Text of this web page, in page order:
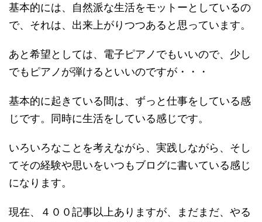
基本的には、自然派な生活をモットーとしているの
で、それは、出来上がりつつあると思っています。
あと希望としては、電子ピアノでもいいので、少し
でもピアノが弾けるといいのですが・・・
基本的に起きている間は、ずっと仕事をしている感
じです。同時に生活をしている感じです。
いろいろなことを考えながら、実践しながら、そし
てその経験や思いをいつもブログに書いている感じ
になります。
現在、４００記事以上ありますが、まだまだ、やる